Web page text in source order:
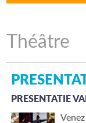
Théâtre
PRESENTATIE